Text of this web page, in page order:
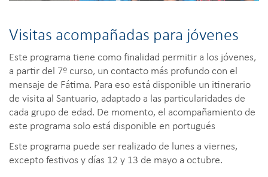
Visitas acompañadas para jóvenes
Este programa tiene como finalidad permitir a los jóvenes,
a partir del 7º curso, un contacto más profundo con el
mensaje de Fátima. Para eso está disponible un itinerario
de visita al Santuario, adaptado a las particularidades de
cada grupo de edad. De momento, el acompañamiento de
este programa solo está disponible en portugués
Este programa puede ser realizado de lunes a viernes,
excepto festivos y días 12 y 13 de mayo a octubre.